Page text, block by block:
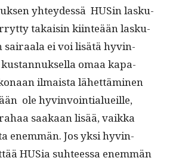
yhtey­dessä HUSin lasku­
takaisin kiin­teään lasku­
sairaala ei voi lisätä hyv­in­
omaa kap­a­
ilmaista lähet­tämi­nen
ole hyv­in­voin­tialueille,
saakaan lisää, vaik­ka
enem­män. Jos yksi hyv­in­
HUSia suh­teessa enem­män